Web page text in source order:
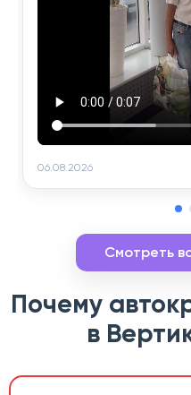
06.08.2026
Смотреть
Почему
в